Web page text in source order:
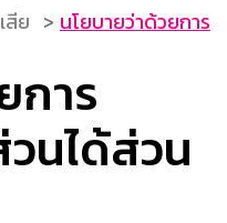
สีย
นโยบายว่าด้วยการ
การ
นได้ส่วน